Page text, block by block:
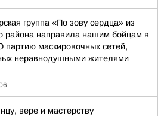
группа «По зову сердца» из
района направила нашим бойцам в
партию маскировочных сетей,
неравнодушными жителями
вере и мастерству